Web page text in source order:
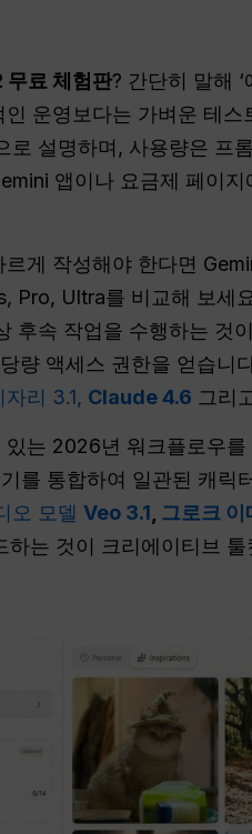
료 체험판? 간단히 말해
운영보다는 가벼운 테
로 설명하며, 사용량은
앱이나 요금제 페이
게 작성해야 한다면
Pro, Ultra를 비교해 보세
후속 작업을 수행하는 것
량 액세스 권한을 얻습니
자리 3.1, Claude 4.6 그리
는 2026년 워크플로우
를 통합하여 일관된 캐릭
오 모델 Veo 3.1 그로크 이
하는 것이 크리에이티브